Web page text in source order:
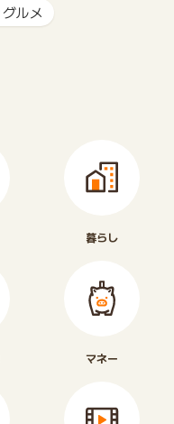
グルメ
暮らし
マネー